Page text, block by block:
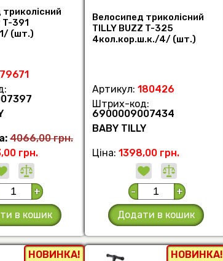
T-391
(шт.)
4066,00 грн.
грн.
+
в кошик
Велосипед триколісний
TILLY BUZZ T-325
4кол.кор.ш.к./4/ (шт.)
Артикул: 180426
Штрих-код:
6900009007434
BABY TILLY
Ціна: 1398,00 грн.
- +
Додати в кошик
НОВИНКА! НОВИНКА!